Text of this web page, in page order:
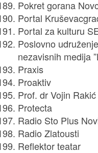
Pokret gorana
Portal
Portal za kulturu
Poslovno
nezavisnih medija
Praxis
Proaktiv
Prof. dr Vojin Rakić
Protecta
Radio Sto Plus
Radio Zlatousti
Reflektor teatar